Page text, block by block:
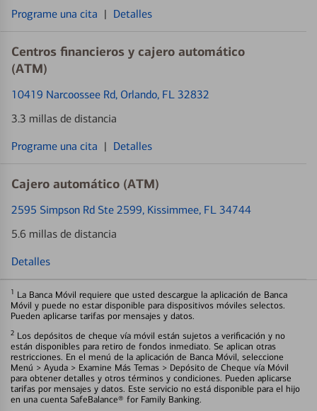
Programe una cita | Detalles
Centros financieros y cajero automático
(ATM)
10419 Narcoossee Rd, Orlando, FL 32832
3.3 millas de distancia
Programe una cita | Detalles
Cajero automático (ATM)
2595 Simpson Rd Ste 2599, Kissimmee, FL 34744
5.6 millas de distancia
Detalles
1 La Banca Móvil requiere que usted descargue la aplicación de Banca
Móvil y puede no estar disponible para dispositivos móviles selectos.
Pueden aplicarse tarifas por mensajes y datos.
2 Los depósitos de cheque vía móvil están sujetos a verificación y no
están disponibles para retiro de fondos inmediato. Se aplican otras
restricciones. En el menú de la aplicación de Banca Móvil, seleccione
Menú > Ayuda > Examine Más Temas > Depósito de Cheque vía Móvil
para obtener detalles y otros términos y condiciones. Pueden aplicarse
tarifas por mensajes y datos. Este servicio no está disponible para el hijo
en una cuenta SafeBalance® for Family Banking.